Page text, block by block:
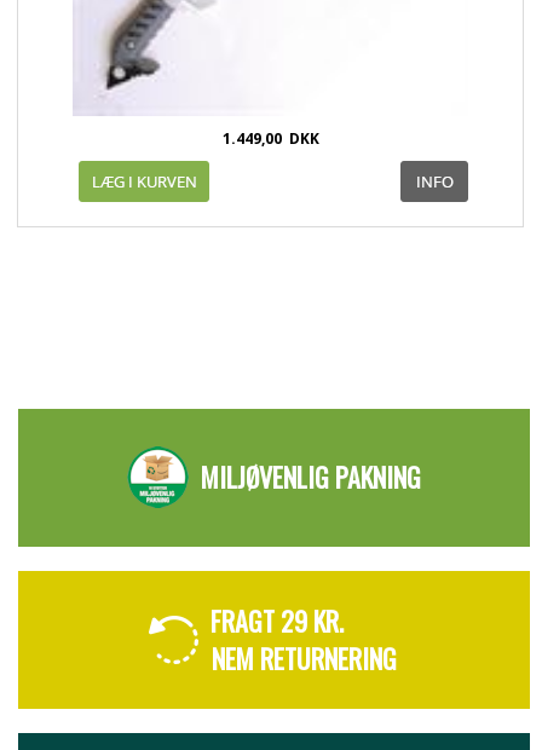
1.449,00DKK
MILJØVENLIG PAKNING
FRAGT 29 KR.
NEM RETURNERING